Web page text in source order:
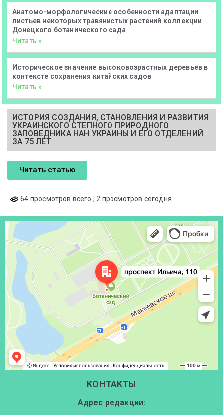
Анатомо-морфологические особенности адаптации
листьев некоторых травянистых растений коллекции
Донецкого ботанического сада
Читать »
Историческое значение высоковозрастных деревьев в
контексте сохранения китайских садов
Читать »
ИСТОРИЯ СОЗДАНИЯ, СТАНОВЛЕНИЯ И РАЗВИТИЯ
УКРАИНСКОГО СТЕПНОГО ПРИРОДНОГО
ЗАПОВЕДНИКА НАН УКРАИНЫ И ЕГО ОТДЕЛЕНИЙ
ЗА 75 ЛЕТ
Читать статью
64 просмотров всего , 2 просмотров сегодня
Донецк
Проспект Ильича, 110 — Яндекс Карты
КОНТАКТЫ
Адрес редакции: